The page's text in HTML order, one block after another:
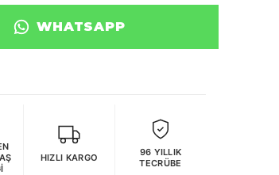
WHATSAPP
HIZLI KARGO
96 YILLIK
TECRÜBE